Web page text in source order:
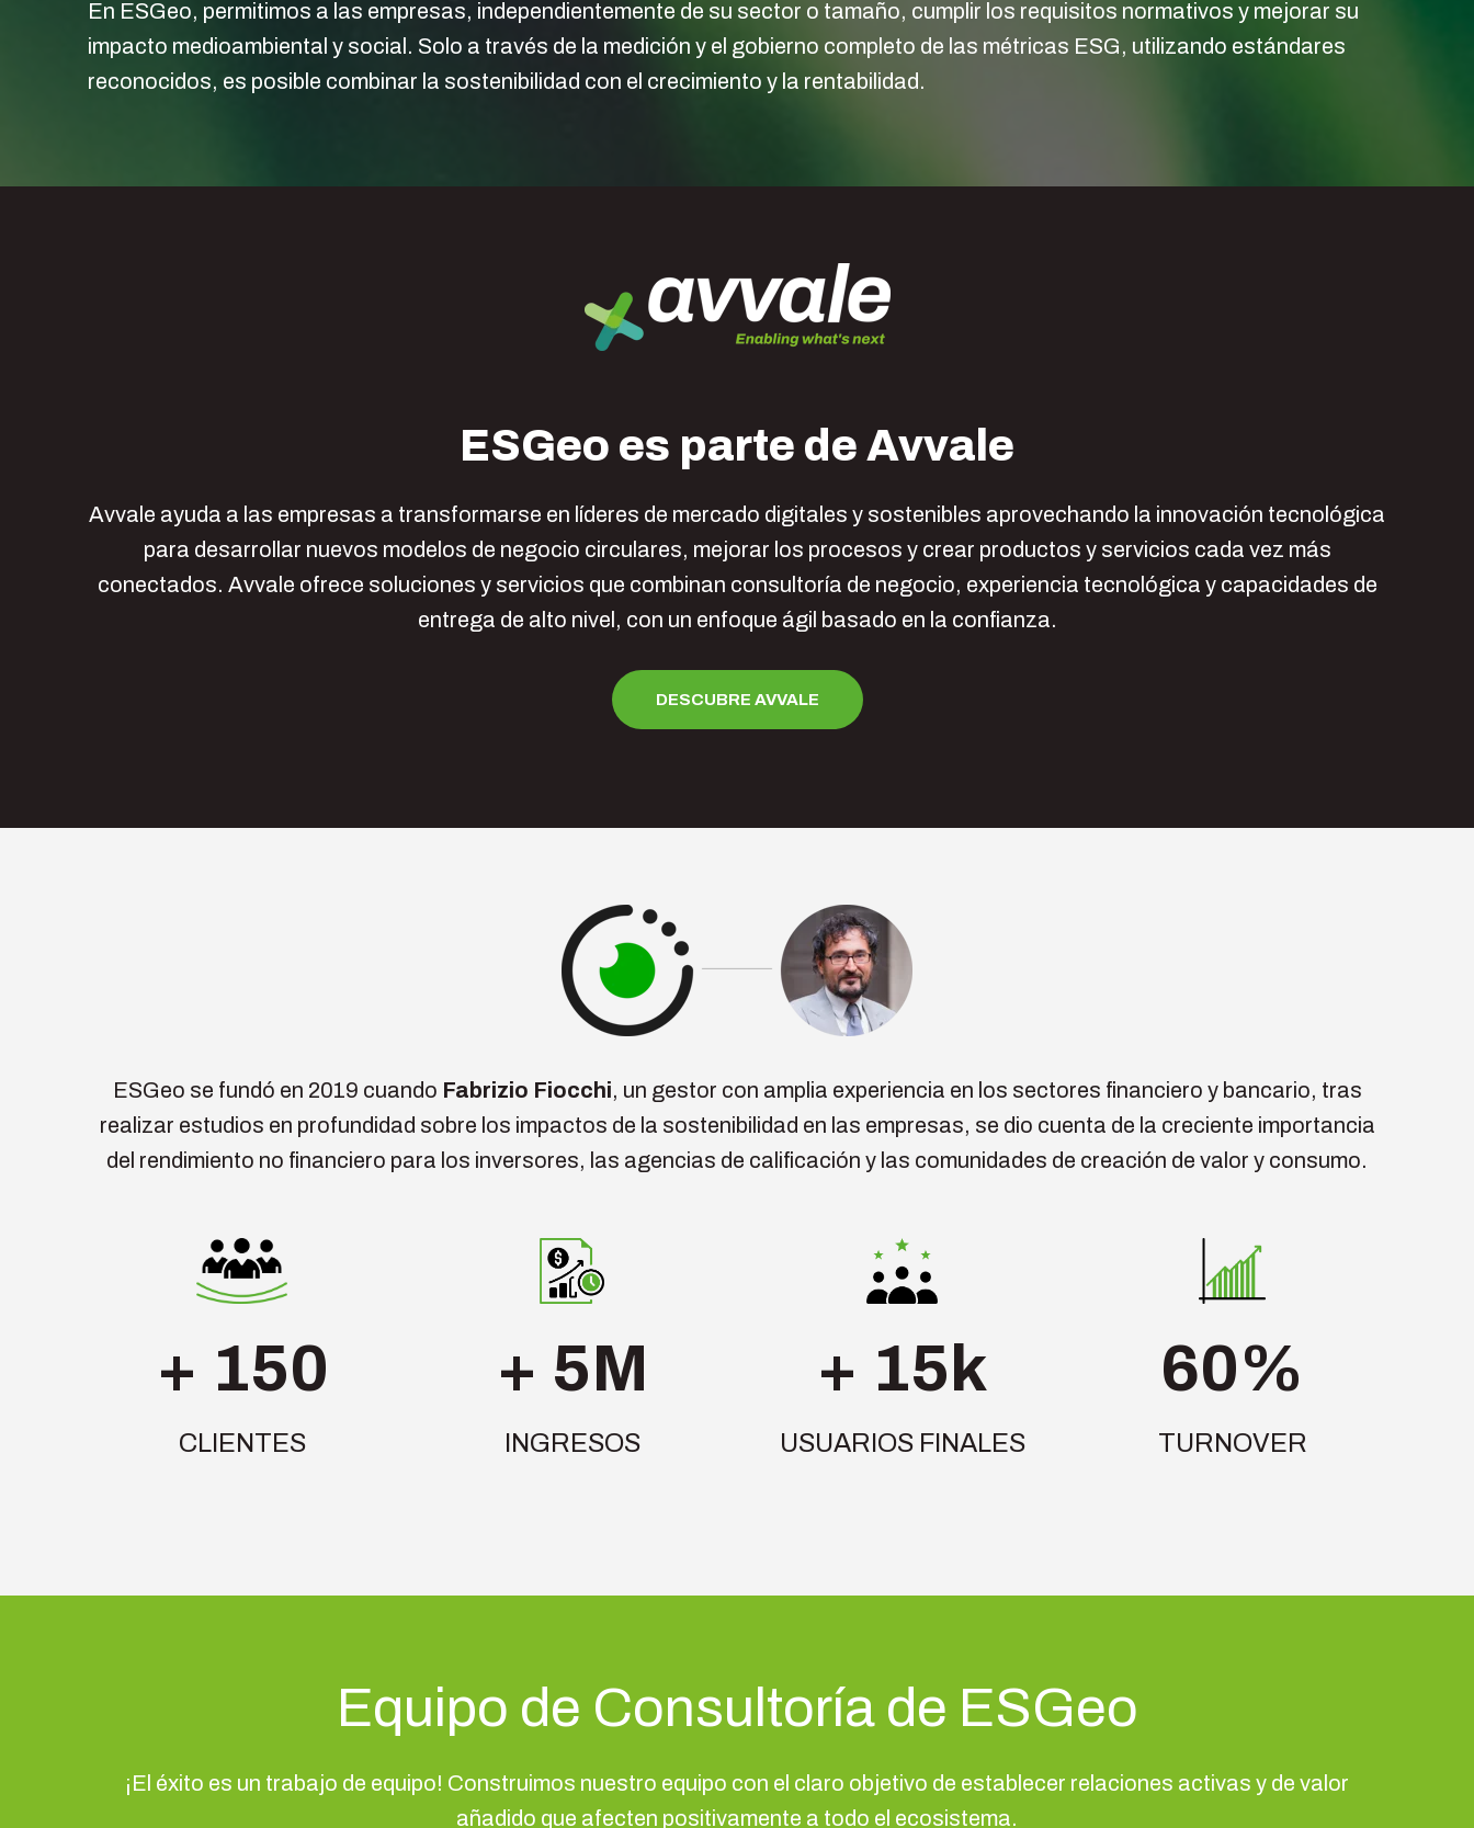
En ESGeo, permitimos a las empresas, independientemente de su sector o tamaño, cumplir los requisitos normativos y mejorar su
impacto medioambiental y social. Solo a través de la medición y el gobierno completo de las métricas ESG, utilizando estándares
reconocidos, es posible combinar la sostenibilidad con el crecimiento y la rentabilidad.
ESGeo es parte de Avvale
Avvale ayuda a las empresas a transformarse en líderes de mercado digitales y sostenibles aprovechando la innovación tecnológica
para desarrollar nuevos modelos de negocio circulares, mejorar los procesos y crear productos y servicios cada vez más
conectados. Avvale ofrece soluciones y servicios que combinan consultoría de negocio, experiencia tecnológica y capacidades de
entrega de alto nivel, con un enfoque ágil basado en la confianza.
DESCUBRE AVVALE
ESGeo se fundó en 2019 cuando Fabrizio Fiocchi, un gestor con amplia experiencia en los sectores financiero y bancario, tras
realizar estudios en profundidad sobre los impactos de la sostenibilidad en las empresas, se dio cuenta de la creciente importancia
del rendimiento no financiero para los inversores, las agencias de calificación y las comunidades de creación de valor y consumo.
+ 150
CLIENTES
+ 5M
INGRESOS
+ 15k
USUARIOS FINALES
60%
TURNOVER
Equipo de Consultoría de ESGeo
¡El éxito es un trabajo de equipo! Construimos nuestro equipo con el claro objetivo de establecer relaciones activas y de valor
añadido que afecten positivamente a todo el ecosistema.